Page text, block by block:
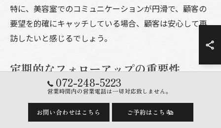
特に、美容室でのコミュニケーションが円滑で、顧客の
要望を的確にキャッチしている場合、顧客は安心して再
訪したいと感じるでしょう。
定期的なフォローアップの重要性
美容室における顧客満足度を維持し、向上させるために
は、定期的なフォローアップが不可欠です。施術後に顧
客の髪の状態やスタイリングの仕上がりについてフィー
072-248-5223
営業時間内の営業電話は一切対応致しません。
お問い合わせはこちら ご予約はこちら